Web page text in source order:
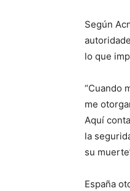
Según
lo que
“Cuando
me
Aquí
la
su
España